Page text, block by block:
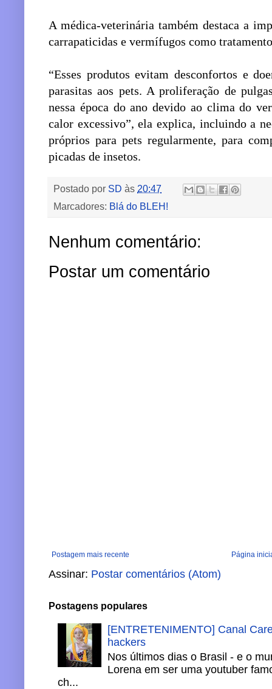
A médica-veterinária também destaca a
carrapaticidas e vermífugos como
“Esses produtos evitam desconfortos e
parasitas aos pets. A proliferação de
nessa época do ano devido ao clima do
calor excessivo”, ela explica, incluindo a
próprios para pets regularmente, para
picadas de insetos.
Postado por SD às 20:47
Marcadores: Blá do BLEH!
Nenhum comentário:
Postar um comentário
Postagem mais recente Página
Assinar: Postar comentários (Atom)
Postagens populares
[ENTRETENIMENTO] Canal
hackers
Nos últimos dias o Brasil - e o
Lorena em ser uma youtuber
ch...